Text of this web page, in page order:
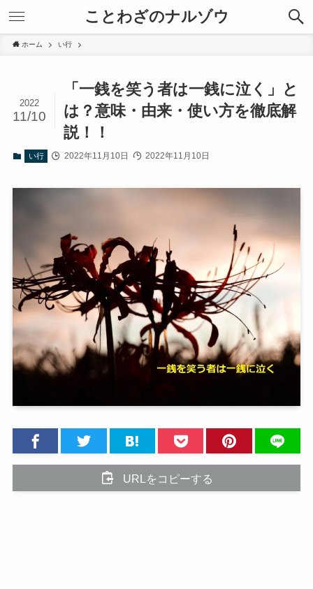
ことわざのナルゾウ
ホーム い行
「一銭を笑う者は一銭に泣く」と
は？意味・由来・使い方を徹底解
説！！
2022
11/10
い行 2022年11月10日 2022年11月10日
URLをコピーする